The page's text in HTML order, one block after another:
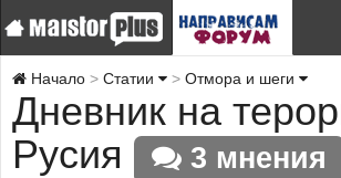
Начало Статии Отмора и шеги
Дневник на
Русия
3 мнения